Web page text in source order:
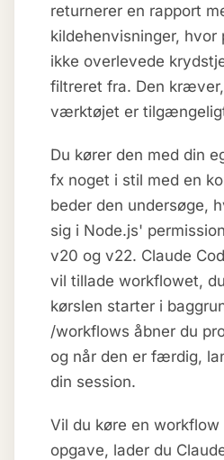
returnerer en rapport
kildehenvisninger, hvor
ikke overlevede
filtreret fra. Den
værktøjet er
Du kører den med din
fx noget i stil med en
beder den undersøge,
sig i Node.js'
v20 og v22. Claude
vil tillade workflowet,
kørslen starter i
/workflows åbner du
og når den er færdig,
din session.
Vil du køre en workflow
opgave, lader du